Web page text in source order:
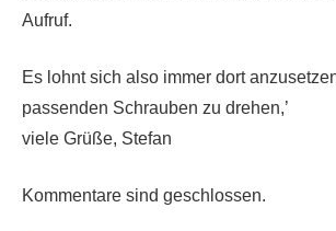
Aufruf.
Es lohnt sich also immer dort
passenden Schrauben zu drehen,’
viele Grüße, Stefan
Kommentare sind geschlossen.